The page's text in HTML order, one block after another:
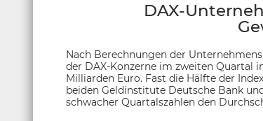
DAX-
Nach Berechnungen der
der DAX-Konzerne im zweiten Quartal
Milliarden Euro. Fast die Hälfte der
beiden Geldinstitute Deutsche Bank
schwacher Quartalszahlen den